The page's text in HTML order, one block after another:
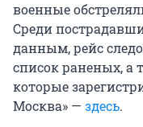
военные
Среди
данным, рейс
список раненых, а
которые
Москва» — здесь.